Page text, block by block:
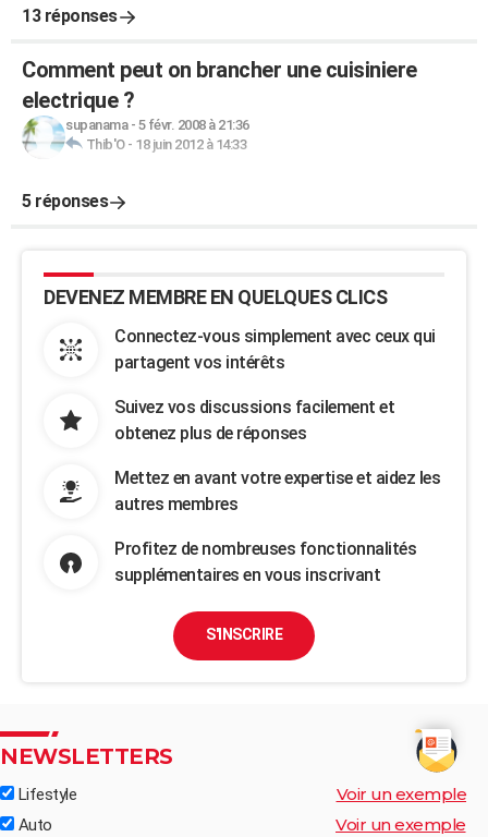
13 réponses
Comment peut on brancher une cuisiniere
electrique ?
supanama- 5 févr. 2008 à 21:36
Thib'O- 18 juin 2012 à 14:33
5 réponses
DEVENEZ MEMBRE EN QUELQUES CLICS
Connectez-vous simplement avec ceux qui
partagent vos intérêts
Suivez vos discussions facilement et
obtenez plus de réponses
Mettez en avant votre expertise et aidez les
autres membres
Profitez de nombreuses fonctionnalités
supplémentaires en vous inscrivant
S'INSCRIRE
NEWSLETTERS
Lifestyle Voir un exemple
Auto Voir un exemple